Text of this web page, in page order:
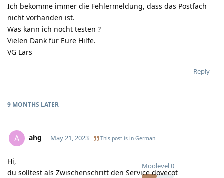
Ich bekomme immer die Fehlermeldung, dass das Postfach
nicht vorhanden ist.
Was kann ich nocht testen ?
Vielen Dank für Eure Hilfe.
VG Lars
Reply
9 MONTHS LATER
A ahg
Moolevel0
May 21, 2023 This post is in German
Hi,
du solltest als Zwischenschritt den Service dovecot